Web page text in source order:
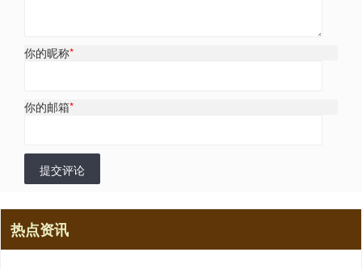
你的昵称*
你的邮箱*
提交评论
热点资讯